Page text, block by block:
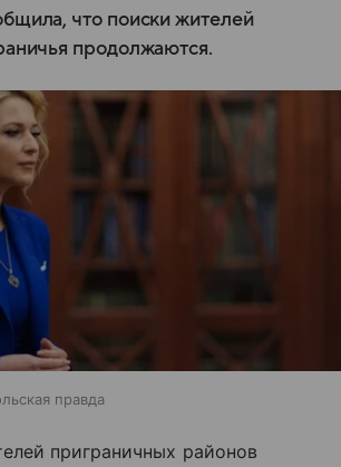
что поиски жителей
продолжаются.
правда
приграничных районов